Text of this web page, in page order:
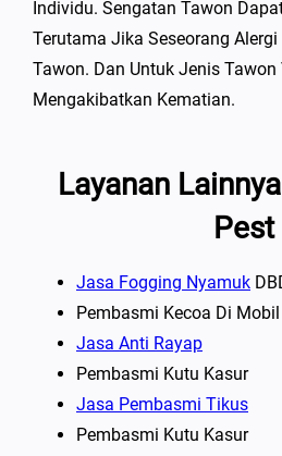
Individu. Sengatan Tawon
Terutama Jika Seseorang
Tawon. Dan Untuk Jenis
Mengakibatkan Kematian.
Layanan
Pest
Jasa Fogging Nyamuk
Pembasmi Kecoa Di Mobil
Jasa Anti Rayap
Pembasmi Kutu Kasur
Jasa Pembasmi Tikus
Pembasmi Kutu Kasur